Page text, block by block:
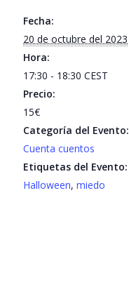
Fecha:
20 de octubre del 2023
Hora:
17:30 - 18:30CEST
Precio:
15€
Categoría del Evento:
Cuenta cuentos
Etiquetas del Evento:
Halloween,miedo